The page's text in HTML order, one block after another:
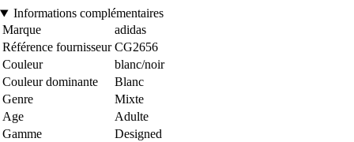
Informations complémentaires
Marque
adidas
Référence fournisseur CG2656
Couleur
blanc/noir
Couleur dominante
Blanc
Genre
Mixte
Age
Adulte
Gamme
Designed